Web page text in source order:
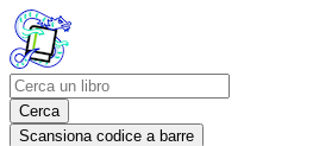
Cerca
Scansiona codice a barre